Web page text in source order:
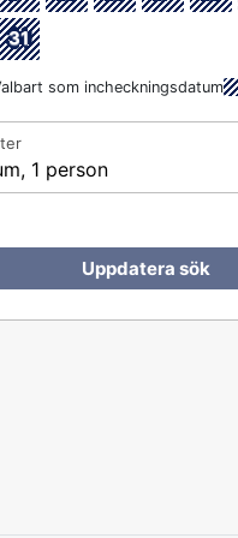
31
som incheckningsdatum
1 person
Uppdatera sök